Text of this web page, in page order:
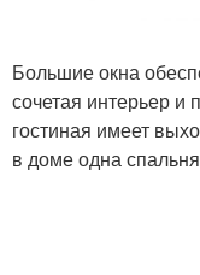
Большие окна
сочетая интерьер и
гостиная имеет
в доме одна